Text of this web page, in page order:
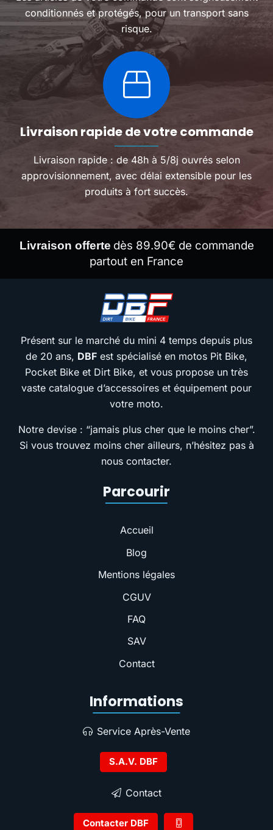
conditionnés et protégés, pour un transport sans
risque.
Livraison rapide de votre commande
Livraison rapide : de 48h à 5/8j ouvrés selon
approvisionnement, avec délai extensible pour les
produits à fort succès.
Livraison offerte dès 89.90€ de commande
partout en France
Présent sur le marché du mini 4 temps depuis plus
de 20 ans, DBF est spécialisé en motos Pit Bike,
Pocket Bike et Dirt Bike, et vous propose un très
vaste catalogue d’accessoires et équipement pour
votre moto.
Notre devise : “jamais plus cher que le moins cher”.
Si vous trouvez moins cher ailleurs, n’hésitez pas à
nous contacter.
Parcourir
Accueil
Blog
Mentions légales
CGUV
FAQ
SAV
Contact
Informations
Service Après-Vente
S.A.V. DBF
Contact
Contacter DBF